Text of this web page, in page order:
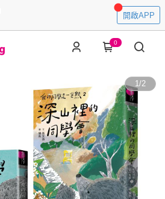
開啟APP
0
1/2